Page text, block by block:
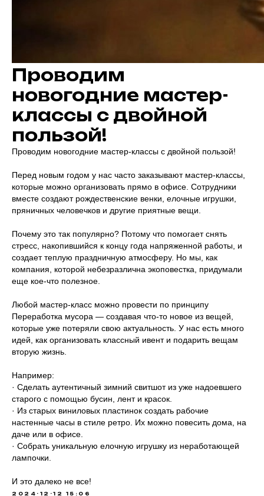
Проводим
новогодние мастер-
классы с двойной
пользой!
Проводим новогодние мастер-классы с двойной пользой!
Перед новым годом у нас часто заказывают мастер-классы,
которые можно организовать прямо в офисе. Сотрудники
вместе создают рождественские венки, елочные игрушки,
пряничных человечков и другие приятные вещи.
Почему это так популярно? Потому что помогает снять
стресс, накопившийся к концу года напряженной работы, и
создает теплую праздничную атмосферу. Но мы, как
компания, которой небезразлична экоповестка, придумали
еще кое-что полезное.
Любой мастер-класс можно провести по принципу
Переработка мусора — создавая что-то новое из вещей,
которые уже потеряли свою актуальность. У нас есть много
идей, как организовать классный ивент и подарить вещам
вторую жизнь.
Например:
· Сделать аутентичный зимний свитшот из уже надоевшего
старого с помощью бусин, лент и красок.
· Из старых виниловых пластинок создать рабочие
настенные часы в стиле ретро. Их можно повесить дома, на
даче или в офисе.
· Собрать уникальную елочную игрушку из неработающей
лампочки.
И это далеко не все!
2024-12-12 15:06
Политика конфиденциальности
© 2023 АРХИТЕКТОНИКА. Все
Сайт создан: Рафаэль Погосян
УСЛУГИ
КЕЙСЫ
БЛОГ
КОНТАКТЫ
О НАС